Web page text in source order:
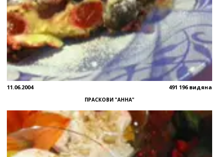
11.06.2004 491 196 видяна
ПРАСКОВИ "АННА"